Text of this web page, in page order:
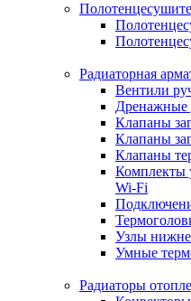
Радиаторная
Вентили
Дренажные
Клапаны
Клапаны
Клапаны
Комплекты
Wi-Fi
Узлы
Умные
Радиаторы